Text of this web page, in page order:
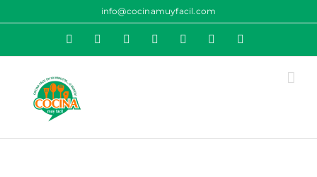
info@cocinamuyfacil.com
Correo YouTubePinterestInstagram